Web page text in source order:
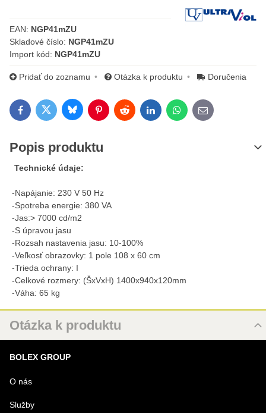
Výrobca:
EAN: NGP41mZU
Skladové číslo: NGP41mZU
Import kód: NGP41mZU
Pridať do zoznamu Otázka k produktu Doručenia
FacebookTwitterBlueskyPinterestRedditLinkedInWhatsApp
E-mail
Popis produktu
Technické údaje:
-Napájanie: 230 V 50 Hz
-Spotreba energie: 380 VA
-Jas:> 7000 cd/m2
-S úpravou jasu
-Rozsah nastavenia jasu: 10-100%
-Veľkosť obrazovky: 1 pole 108 x 60 cm
-Trieda ochrany: I
-Celkové rozmery: (ŠxVxH) 1400x940x120mm
-Váha: 65 kg
Otázka k produktu
MENO
VÁŠ E-MAIL
BOLEX GROUP
O nás
Služby